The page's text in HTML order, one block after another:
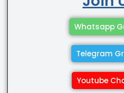
Whatsapp
Telegram
Youtube